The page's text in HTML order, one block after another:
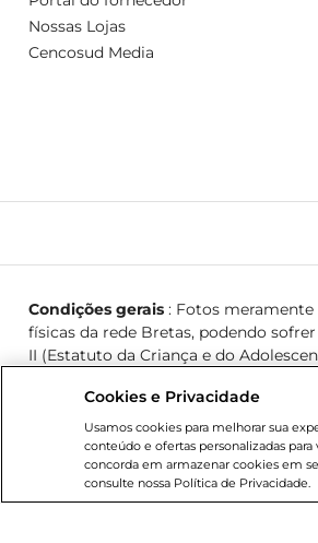
Nossas Lojas
Cencosud Media
Condições gerais: Fotos meramente
físicas da rede Bretas, podendo
II (Estatuto da Criança e do
Cookies e Privacidade
Usamos cookies para melhorar sua
conteúdo e ofertas personalizadas
concorda em armazenar cookies em
consulte nossa Política de Privacidade.